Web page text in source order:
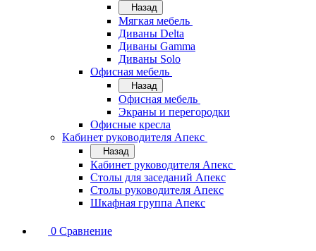
Назад
Мягкая мебель
Диваны Delta
Диваны Gamma
Диваны Solo
Офисная мебель
Назад
Офисная мебель
Экраны и перегородки
Офисные кресла
Кабинет руководителя Апекс
Назад
Кабинет руководителя Апекс
Столы для заседаний Апекс
Столы руководителя Апекс
Шкафная группа Апекс
0 Сравнение